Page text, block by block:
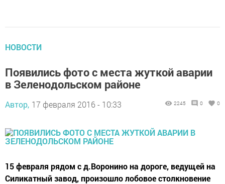
НОВОСТИ
Появились фото с места жуткой аварии
в Зеленодольском районе
Автор, 17 февраля 2016 - 10:33 2245 0 0
15 февраля рядом с д.Воронино на дороге, ведущей на
Силикатный завод, произошло лобовое столкновение